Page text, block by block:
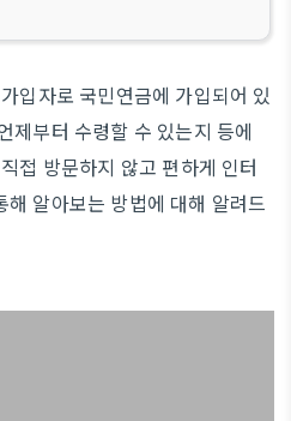
입자로 국민연금에 가입되어 있
제부터 수령할 수 있는지 등에
접 방문하지 않고 편하게 인터
알아보는 방법에 대해 알려드